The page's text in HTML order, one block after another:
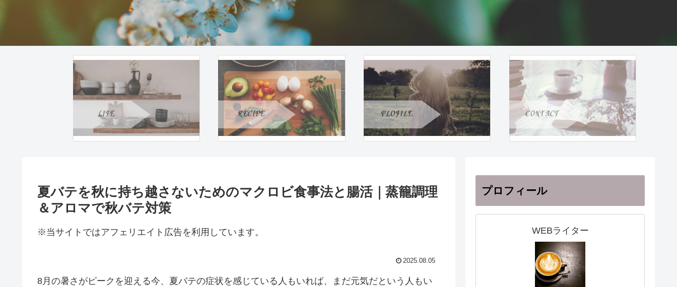
夏バテを秋に持ち越さないためのマクロビ食事法と腸活｜蒸籠調理
＆アロマで秋バテ対策
※当サイトではアフェリエイト広告を利用しています。
2025.08.05
8月の暑さがピークを迎える今、夏バテの症状を感じている人もいれば、まだ元気だという人もい
プロフィール
WEBライター